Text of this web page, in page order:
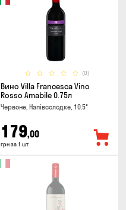
(0)
Вино Villa Francesca Vino
Rosso Amabile 0.75л
Червоне, Напівсолодке, 10.5°
179,00
грн за 1 шт